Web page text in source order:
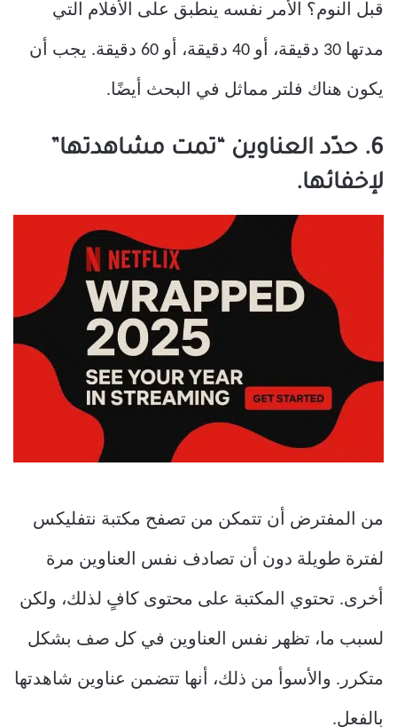
قبل النوم؟ الأمر نفسه ينطبق على الأفلام التي
مدتها 30 دقيقة، أو 40 دقيقة، أو 60 دقيقة. يجب أن
يكون هناك فلتر مماثل في البحث أيضًا.
6. حدّد العناوين “تمت مشاهدتها”
لإخفائها.
من المفترض أن تتمكن من تصفح مكتبة نتفليكس
لفترة طويلة دون أن تصادف نفس العناوين مرة
أخرى. تحتوي المكتبة على محتوى كافٍ لذلك، ولكن
لسبب ما، تظهر نفس العناوين في كل صف بشكل
متكرر. والأسوأ من ذلك، أنها تتضمن عناوين شاهدتها
بالفعل.